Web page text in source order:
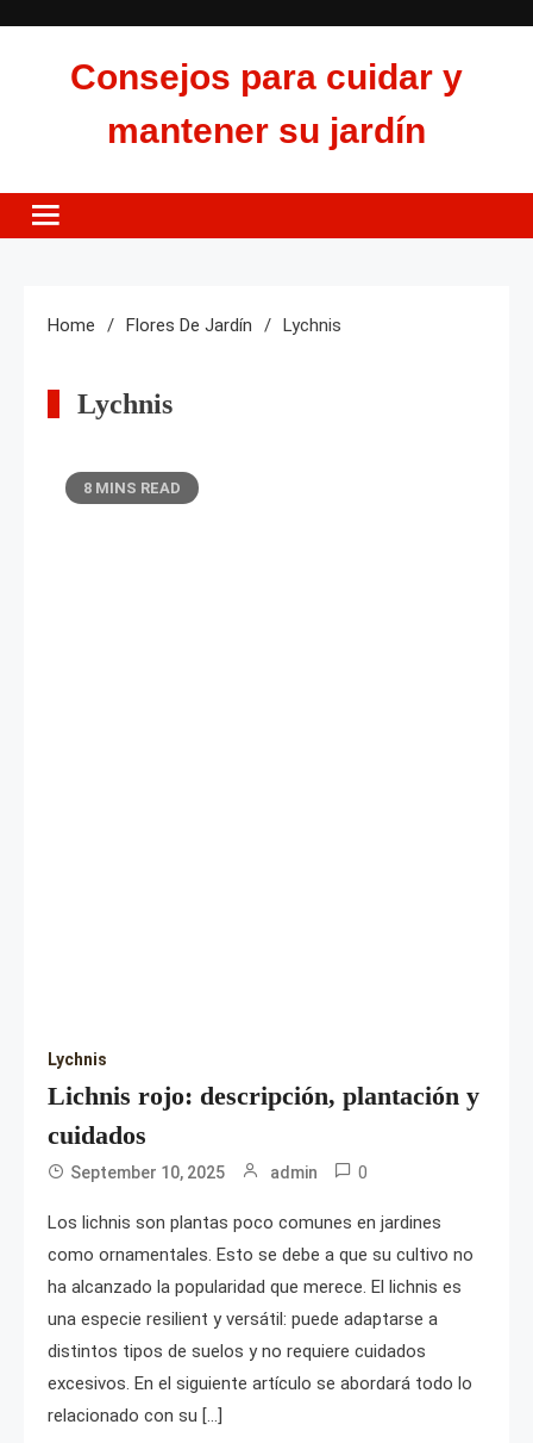
Consejos para cuidar y
mantener su jardín
Home Flores De Jardín Lychnis
Lychnis
8 MINS READ
Lychnis
Lichnis rojo: descripción, plantación y
cuidados
September 10, 2025 admin 0
Los lichnis son plantas poco comunes en jardines
como ornamentales. Esto se debe a que su cultivo no
ha alcanzado la popularidad que merece. El lichnis es
una especie resilient y versátil: puede adaptarse a
distintos tipos de suelos y no requiere cuidados
excesivos. En el siguiente artículo se abordará todo lo
relacionado con su […]